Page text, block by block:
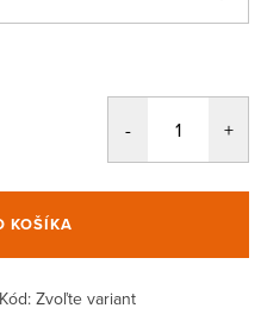
KOŠÍKA
Kód: Zvoľte variant